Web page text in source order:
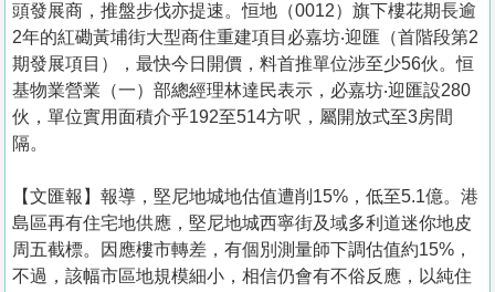
頭發展商，推盤步伐亦提速。恒地（0012）旗下樓花期長逾
2年的紅磡黃埔街大型商住重建項目必嘉坊‧迎匯（首階段第2
期發展項目），最快今日開價，料首推單位涉至少56伙。恒
基物業營業（一）部總經理林達民表示，必嘉坊‧迎匯設280
伙，單位實用面積介乎192至514方呎，屬開放式至3房間
隔。
【文匯報】報導，堅尼地城地估值遭削15%，低至5.1億。港
島區再有住宅地供應，堅尼地城西寧街及域多利道迷你地皮
周五截標。因應樓市轉差，有個別測量師下調估值約15%，
不過，該幅市區地規模細小，相信仍會有不俗反應，以純住